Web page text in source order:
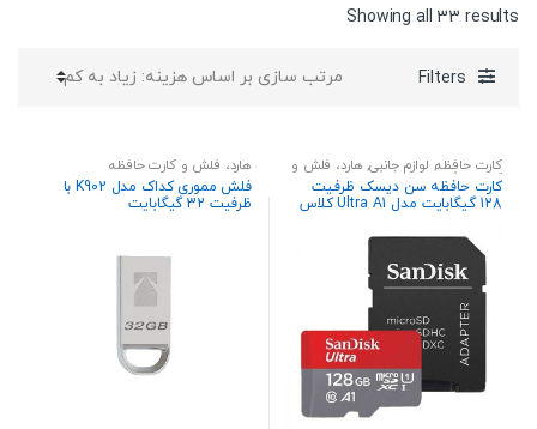
Showing all 33 results
Sorted
price:
low
Filters
کارت حافظه, لوازم جانبی, هارد، فلش و
کارت حافظه
کارت حافظه سن دیسک ظرفیت
128 گیگابایت مدل Ultra A1 کلاس
همراه با آداپتور SD
هارد، فلش و کارت حافظه
فلش مموری کداک مدل K902 با
ظرفیت 32 گیگابایت